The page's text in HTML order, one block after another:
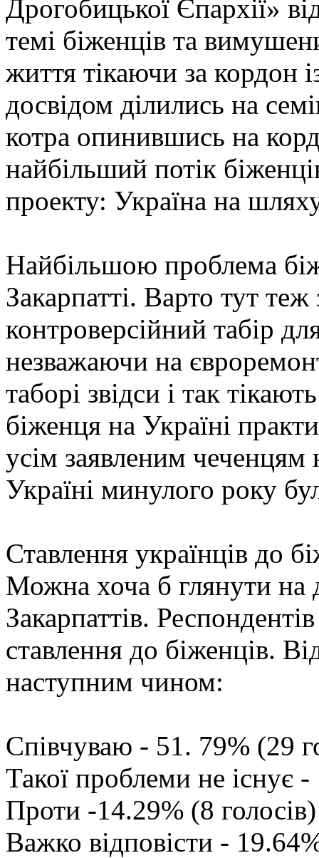
Дрогобицької Єпархії»
темі біженців та
життя тікаючи за кордон
досвідом ділились на
котра опинившись на
найбільший потік
проекту: Україна на
Найбільшою проблема
Закарпатті. Варто тут
контроверсійний табір
незважаючи на
таборі звідси і так
біженця на Україні
усім заявленим чеченцям
Україні минулого року
Ставлення українців до
Можна хоча б глянути на
Закарпаттів.
ставлення до біженців.
наступним чином:
Співчуваю - 51. 79% (29
Такої проблеми не існує
Проти -14.29% (8 голосів)
Важко відповісти -